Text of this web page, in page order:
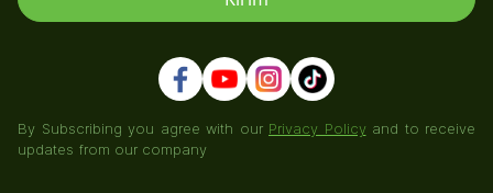
By Subscribing you agree with our Privacy Policyand to receive
updates from our company